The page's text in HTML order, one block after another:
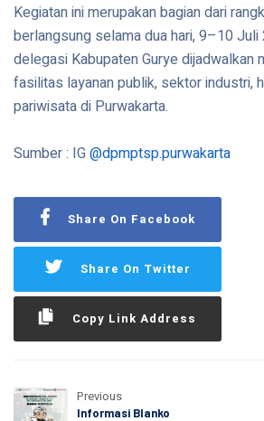
Kegiatan ini merupakan bagian dari
berlangsung selama dua hari, 9–10 Juli
delegasi Kabupaten Gurye dijadwalkan
fasilitas layanan publik, sektor industri,
pariwisata di Purwakarta.
Sumber : IG@dpmptsp.purwakarta
Share On Facebook
Share On Twitter
Copy Link Address
Previous
Informasi Blanko